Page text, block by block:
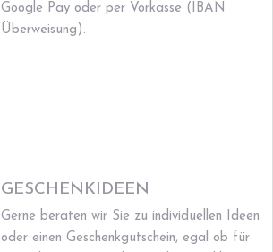
Google Pay oder per Vorkasse (IBAN
Überweisung).
GESCHENKIDEEN
Gerne beraten wir Sie zu individuellen Ideen
oder einen Geschenkgutschein, egal ob für